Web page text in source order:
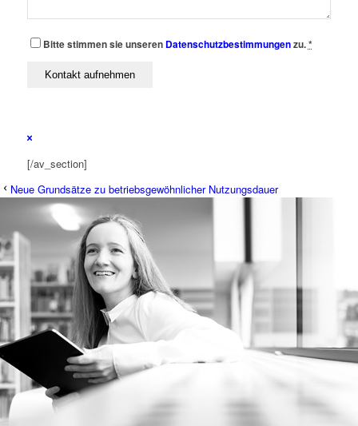
Bitte stimmen sie unseren Datenschutzbestimmungenzu.*
[/av_section]
Neue Grundsätze zu betriebsgewöhnlicher Nutzungsdauer